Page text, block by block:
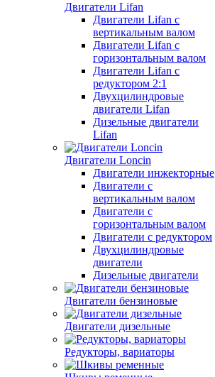
Двигатели Lifan
Двигатели Lifan с
вертикальным валом
Двигатели Lifan с
горизонтальным валом
Двигатели Lifan с
редуктором 2:1
Двухцилиндровые
двигатели Lifan
Дизельные двигатели
Lifan
Двигатели Loncin
Двигатели инжекторные
Двигатели с
вертикальным валом
Двигатели с
горизонтальным валом
Двигатели с редуктором
Двухцилиндровые
двигатели
Дизельные двигатели
Двигатели бензиновые
Двигатели дизельные
Редукторы, вариаторы